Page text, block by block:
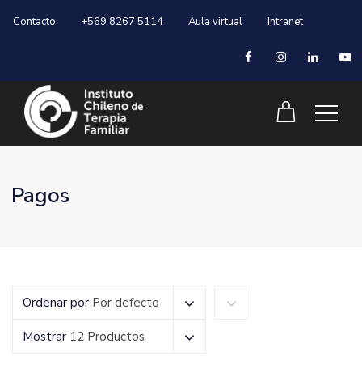
Contacto +569 8267 5114 Aula virtual Intranet
Pagos
Ordenar por Por defecto
Mostrar 12 Productos